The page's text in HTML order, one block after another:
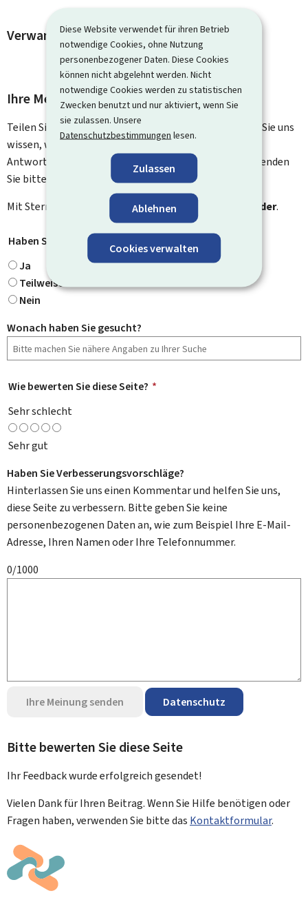
Diese Website verwendet für ihren Betrieb
notwendige Cookies, ohne Nutzung
personenbezogener Daten. Diese Cookies
können nicht abgelehnt werden. Nicht
notwendige Cookies werden zu statistischen
Zwecken benutzt und nur aktiviert, wenn Sie
sie zulassen. Unsere
Datenschutzbestimmungen lesen.
Zulassen
Ablehnen
Cookies verwalten
Verwandte Vorgänge und Links
Ihre Meinung interessiert uns
Teilen Sie uns Ihre Meinung zu dieser Seite mit. Lassen Sie uns
wissen, was wir verbessern können. Sie erhalten keine
Antwort auf Ihr Feedback. Für spezifische Fragen verwenden
Sie bitte das Kontaktformular.
Mit Stern gekennzeichnete Felder (
Pflichtfelder.
Haben Sie gefunden, wonach Sie gesucht haben?
Ja
Teilweise
Nein
Wonach haben Sie gesucht?
Wie bewerten Sie diese Seite? *
Sehr schlecht
Sehr gut
Haben Sie Verbesserungsvorschläge?
Hinterlassen Sie uns einen Kommentar und helfen Sie uns,
diese Seite zu verbessern. Bitte geben Sie keine
personenbezogenen Daten an, wie zum Beispiel Ihre E-Mail-
Adresse, Ihren Namen oder Ihre Telefonnummer.
0/1000
Ihre Meinung senden Datenschutz
Bitte bewerten Sie diese Seite
Ihr Feedback wurdeerfolgreichgesendet!
Vielen Dank für Ihren Beitrag. Wenn Sie Hilfe benötigen oder
Fragen haben, verwenden Sie bitte das Kontaktformular.